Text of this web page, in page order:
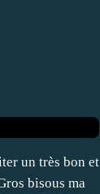
un très bon et
bisous ma